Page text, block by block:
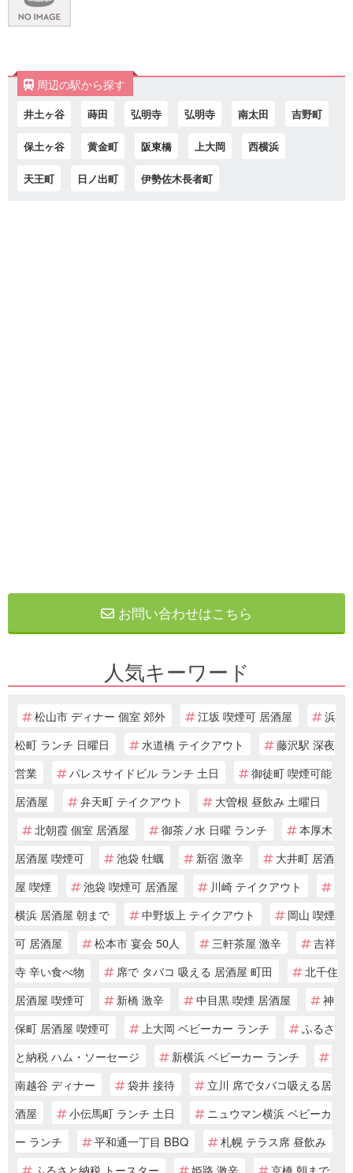
周辺の駅から探す
井土ヶ谷 蒔田 弘明寺 弘明寺 南太田 吉野町
保土ヶ谷 黄金町 阪東橋 上大岡 西横浜
天王町 日ノ出町 伊勢佐木長者町
お問い合わせはこちら
人気キーワード
松山市 ディナー 個室 郊外 江坂 喫煙可 居酒屋
浜
松町 ランチ 日曜日
水道橋 テイクアウト
藤沢駅 深夜
営業
パレスサイドビル ランチ 土日
御徒町 喫煙可能
居酒屋
弁天町 テイクアウト
大曽根 昼飲み 土曜日
北朝霞 個室 居酒屋
御茶ノ水 日曜 ランチ
本厚木
居酒屋 喫煙可
池袋 牡蠣 新宿 激辛
大井町 居酒
屋 喫煙
池袋 喫煙可 居酒屋
川崎 テイクアウト
横浜 居酒屋 朝まで
中野坂上 テイクアウト
岡山 喫煙
可 居酒屋
松本市 宴会 50人 三軒茶屋 激辛
吉祥
寺 辛い食べ物
席で タバコ 吸える 居酒屋 町田
北千住
居酒屋 喫煙可
新橋 激辛 中目黒 喫煙 居酒屋
神
保町 居酒屋 喫煙可
上大岡 ベビーカー ランチ
ふるさ
と納税 ハム・ソーセージ
新横浜 ベビーカー ランチ
南越谷 ディナー
袋井 接待
立川 席でタバコ吸える居
酒屋
小伝馬町 ランチ 土日
ニュウマン横浜 ベビーカ
ー ランチ
平和通一丁目 BBQ
札幌 テラス席 昼飲み
ふるさと納税 トースター
姫路 激辛 京橋 朝まで